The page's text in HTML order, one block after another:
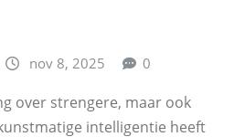
nov 8, 2025 0
over strengere, maar ook
intelligentie heeft